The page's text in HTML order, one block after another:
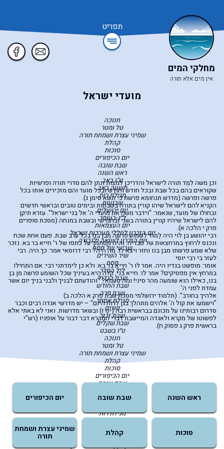
תפריט
מחלקי המים
אין מים אלא תורה
מועדי ישראל
חנוכה
טל ומטר
שמיני עצרת ושמחת תורה
קהלת
סוכות
יום הכיפורים
שבת שובה
ראש השנה
ט"ו באב
תשעה באב
מגילת רות
שבועות
יום ירושלים
ל״ג-בעומר
יום העצמאות
יום הזכרון לחללי מערכות ישראל
יום הזכרון לשואה ולגבורה
שביעי של פסח
שיר השירים
פסח
ליל הסדר
שבת הגדול
שבת החודש
שבת פרה
מגילת אסתר
פורים
שבת זכור
שבת שקלים
ט״ו בשבט
חנוכה
טל ומטר
שמיני עצרת ושמחת תורה
קהלת
סוכות
יום הכיפורים
שבת שובה
ט"ו באב
מגילת רות
שבועות
יום ירושלים
ל״ג-בעומר
וכן משה לִמֵד תורה לישראל והדריכן למצות ונתן להם סדרי תורה ופרשיות
שקוראים בהם בכל שבת ובכל חודש וחודש ובכל מועד והם מזכירים אותו בכל
פרשה ופרשה (מדרש תנחומא פרשת כי תשא סימן ג).
הקניא להם לישראל שיהו קורין בתורה בשבתות ובימים טובים ובראשי חדשים
ובחולו של מועד, שנאמר: "וידבר משה את מועדי ה' אל בני ישראל". עזרא תיקן
להם לישראל שיהיו קורין בתורה בשני ובחמישי ובשבת במנחה (מסכת סופרים
פרק י הלכה א).
רבי יהושע בן לוי היה לַמּוּד לשמוע פרשה מבן בנו בכל ערב שבת. פעם אחת שכח
ונכנס לרחוץ במרחצאות של טבריה. והיה מסתמך על כתפו של ר' חייא בר בא. נזכר
שלא שמע פרשתו מבן בנו וחזר ויצא לו. מה היה? רבי דרוסאי אמר: כך היה. רבי
לעזר בי רבי יוסי
אומר: מופשט בגדיו היה. אמר לו ר' חייא בר בא: ולא כן לימדתני רבי: אם התחילו
במרחץ אין מפסיקים? אמר לו: חייא בני, קלה היא בעיניך שכל השומע פרשה מן בן
בנו, כאילו הוא שומעה מהר סיני! ומה טעמא? "והודעתם לבניך ולבני בניך יום אשר
עמדת לפני ה'
אלהיך בחורב". (תלמוד ירושלמי מסכת שבת פרק א הלכה ב)
"וישמעו את קול ה' אלהים מתהלך בגן לרוח היום" – יש מדרשי אגדה רבים וכבר
סדרום רבותינו על מכונם בבראשית רבה (יט ז) ובשאר מדרשות. ואני לא באתי אלא
לפשוטו של מקרא ולאגדה המיישבת דברי המקרא דבר דבור על אופניו (רש"י
בראשית פרק ג פסוק ח).
ראש השנה שבת שובה יום הכיפורים
סוכות קהלת שמיני עצרת ושמחת
תורה